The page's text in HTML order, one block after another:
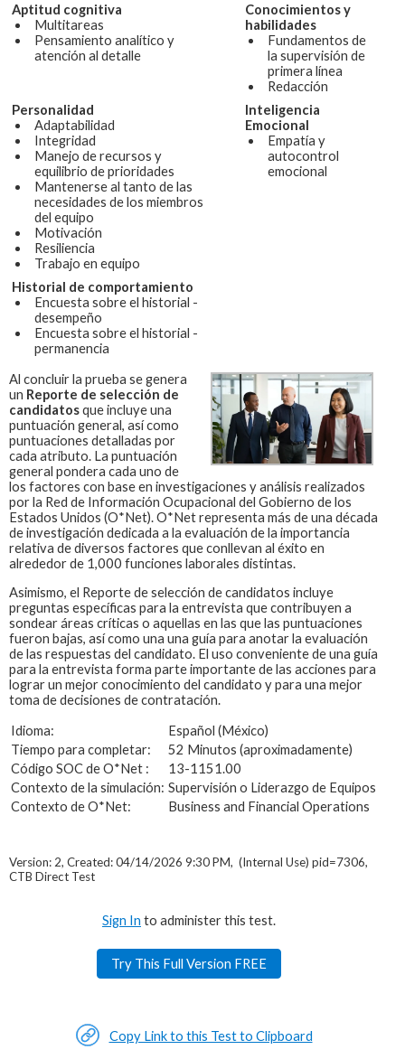
Aptitud cognitiva
Multitareas
Pensamiento analítico y
atención al detalle
Conocimientos y
habilidades
Fundamentos de
la supervisión de
primera línea
Redacción
Personalidad
Adaptabilidad
Integridad
Manejo de recursos y
equilibrio de prioridades
Mantenerse al tanto de las
necesidades de los miembros
del equipo
Motivación
Resiliencia
Trabajo en equipo
Inteligencia
Emocional
Empatía y
autocontrol
emocional
Historial de comportamiento
Encuesta sobre el historial -
desempeño
Encuesta sobre el historial -
permanencia
Al concluir la prueba se genera
un Reporte de selección de
candidatosque incluye una
puntuación general, así como
puntuaciones detalladas por
cada atributo. La puntuación
general pondera cada uno de
los factores con base en investigaciones y análisis realizados
por la Red de Información Ocupacional del Gobierno de los
Estados Unidos (O*Net). O*Net representa más de una década
de investigación dedicada a la evaluación de la importancia
relativa de diversos factores que conllevan al éxito en
alrededor de 1,000 funciones laborales distintas.
Asimismo, el Reporte de selección de candidatos incluye
preguntas específicas para la entrevista que contribuyen a
sondear áreas críticas o aquellas en las que las puntuaciones
fueron bajas, así como una una guía para anotar la evaluación
de las respuestas del candidato. El uso conveniente de una guía
para la entrevista forma parte importante de las acciones para
lograr un mejor conocimiento del candidato y para una mejor
toma de decisiones de contratación.
Idioma:
Español (México)
Tiempo para completar:
52 Minutos (aproximadamente)
Código SOC de O*Net :
13-1151.00
Contexto de la simulación: Supervisión o Liderazgo de Equipos
Contexto de O*Net:
Business and Financial Operations
Version: 2, Created: 04/14/2026 9:30 PM, (Internal Use) pid=7306,
CTB Direct Test
Sign In to administer this test.
Try This Full Version FREE
Copy Link to this Test to Clipboard